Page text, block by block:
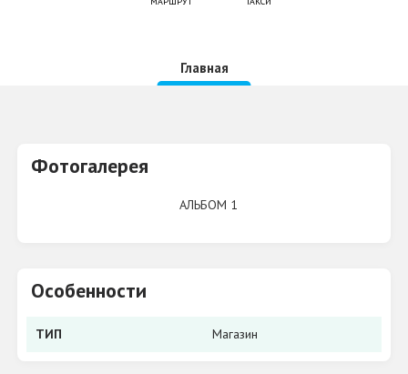
Главная
Особенности
ТИП Магазин
Фотогалерея
АЛЬБОМ 1